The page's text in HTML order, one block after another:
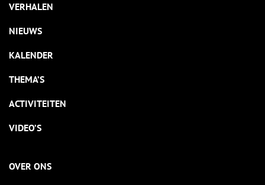
VERHALEN
NIEUWS
KALENDER
THEMA’S
ACTIVITEITEN
VIDEO’S
OVER ONS